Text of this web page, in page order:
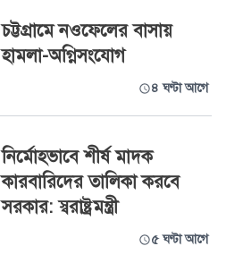
চট্টগ্রামে নওফেলের বাসায়
হামলা-অগ্নিসংযোগ
৪ ঘণ্টা আগে
নির্মোহভাবে শীর্ষ মাদক
কারবারিদের তালিকা করবে
সরকার: স্বরাষ্ট্রমন্ত্রী
৫ ঘণ্টা আগে